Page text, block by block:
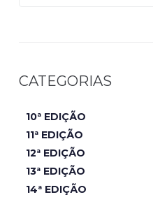
CATEGORIAS
10ª EDIÇÃO
11ª EDIÇÃO
12ª EDIÇÃO
13ª EDIÇÃO
14ª EDIÇÃO